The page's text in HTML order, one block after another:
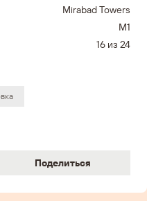
Mirabad Towers
M1
16 из 24
Поделиться
Поделиться